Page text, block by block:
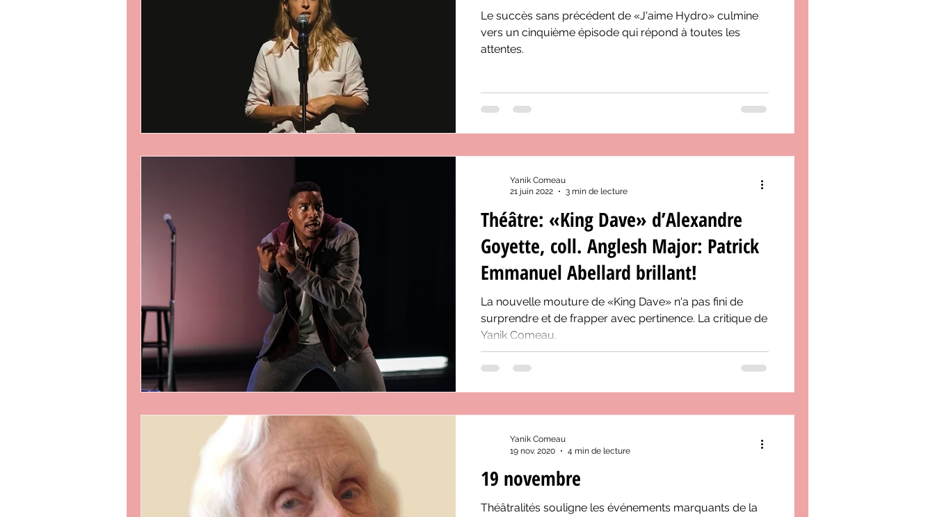
Le succès sans précédent de «J'aime Hydro» culmine
vers un cinquième épisode qui répond à toutes les
attentes.
Théâtre: «King Dave» d’Alexandre
Goyette, coll. Anglesh Major: Patrick
Emmanuel Abellard brillant!
La nouvelle mouture de «King Dave» n'a pas fini de
surprendre et de frapper avec pertinence. La critique de
Yanik Comeau.
Yanik Comeau
21 juin 2022
3 min de lecture
19 novembre
Théâtralités souligne les événements marquants de la
Yanik Comeau
19 nov. 2020
4 min de lecture